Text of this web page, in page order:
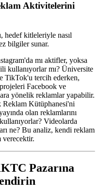
Aktivitelerini
hedef kitleleriyle nasıl
bilgiler sunar.
mı aktifler, yoksa
kullanıyorlar mı? Üniversite
TikTok'u tercih ederken,
Facebook ve
yönelik reklamlar yapabilir.
Reklam Kütüphanesi'ni
olan reklamlarını
Videolarda
ne? Bu analiz, kendi reklam
verecektir.
Pazarına